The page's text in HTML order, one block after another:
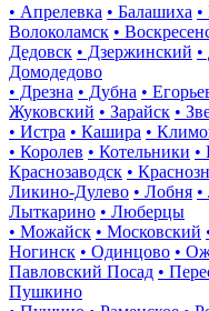
• Апрелевка • Балашиха
Волоколамск •
Дедовск • Дзержинский
Домодедово
• Дрезна • Дубна •
Жуковский • Зарайск •
• Истра • Кашира •
• Королев • Котельники •
Краснозаводск •
Ликино-Дулево • Лобня
Лыткарино • Люберцы
• Можайск • Московский
Ногинск • Одинцово •
Павловский Посад •
Пушкино